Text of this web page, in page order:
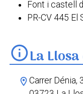
Font i castell
PR-CV 445 El
infoLa
location_onCarrer Dénia,